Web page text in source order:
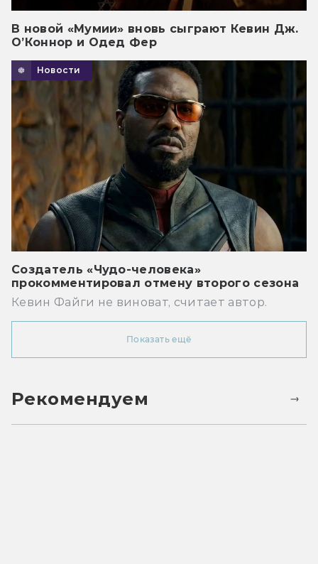
В новой «Мумии» вновь сыграют Кевин Дж.
О’Коннор и Одед Фер
Новости
Создатель «Чудо-человека»
прокомментировал отмену второго сезона
Кевин Файги не виноват, считает автор.
Показать ещё
Рекомендуем